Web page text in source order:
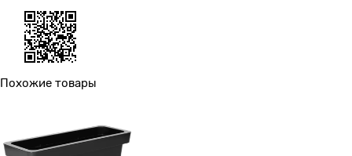
Похожие товары